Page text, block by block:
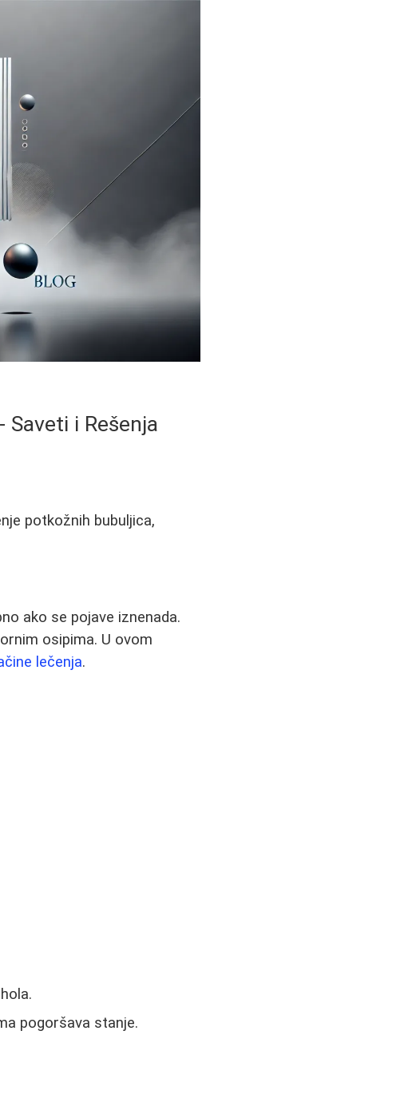
Saveti i Rešenja
potkožnih bubuljica,
ako se pojave iznenada.
osipima. U ovom
lečenja.
pogoršava stanje.